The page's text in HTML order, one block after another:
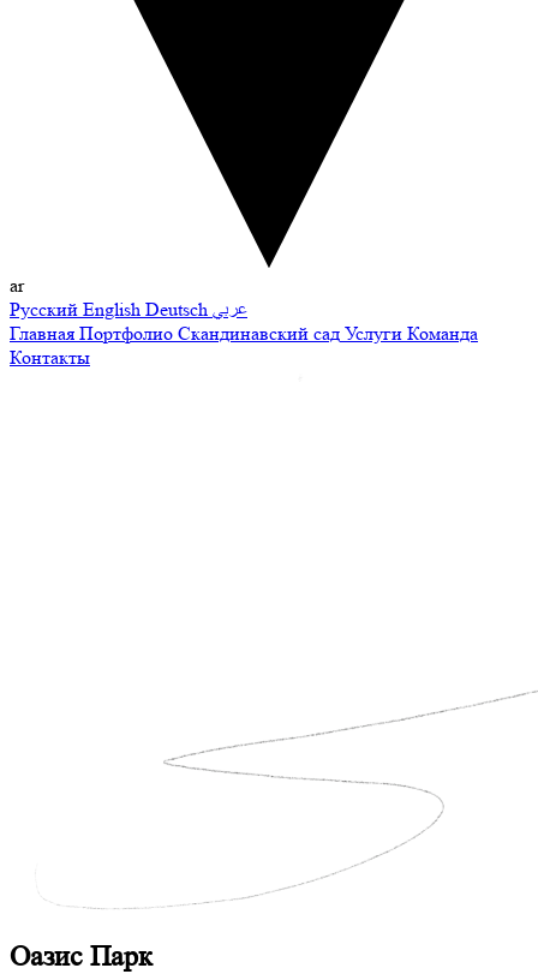
ar
Русский English Deutsch عربي
Главная Портфолио Скандинавский сад Услуги Команда
Контакты
Оазис Парк